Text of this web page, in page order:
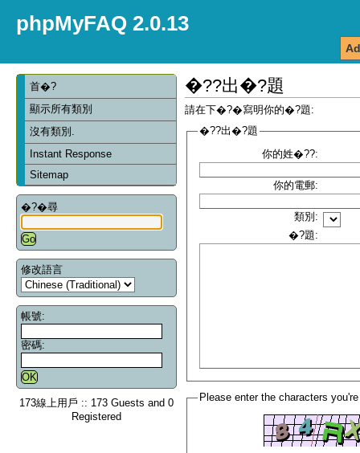
phpMyFAQ 2.0.13
首�?
顯示所有類別
沒有類別.
Instant Response
Sitemap
�?�尋
修改語言
帳號:
密碼:
173線上用戶 :: 173 Guests and 0
Registered
�??出�?題
請在下�?�寫明你的�?題:
�??出�?題
你的姓�??:
你的電郵:
類別:
�?題:
Please enter the characters